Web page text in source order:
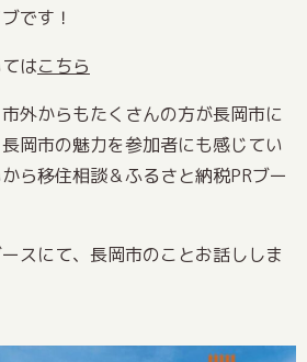
です！
はこちら
外からもたくさんの方が長岡市に
岡市の魅力を参加者にも感じてい
ら移住相談＆ふるさと納税PRブー
スにて、長岡市のことお話ししま